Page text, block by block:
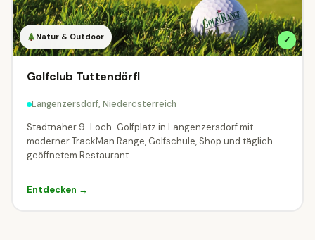
Was darf der Eintritt kosten?
„Kostenlos" findet alle Ziele mit mindestens einem Gratis-Tarif.
Nur kostenlose Ziele
ERWACHSENEN-PREIS (€)
Natur & Outdoor ✓
Golfclub Tuttendörfl
Langenzersdorf, Niederösterreich
Stadtnaher 9-Loch-Golfplatz in Langenzersdorf mit
moderner TrackMan Range, Golfschule, Shop und täglich
geöffnetem Restaurant.
Entdecken →